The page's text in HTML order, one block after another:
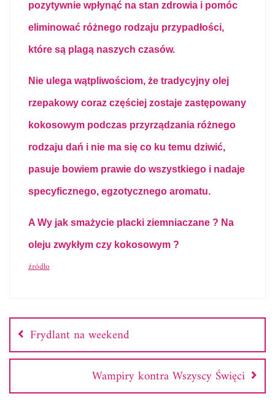
pozytywnie wpłynąć na stan zdrowia i pomóc
eliminować różnego rodzaju przypadłości,
które są plagą naszych czasów.
Nie ulega wątpliwościom, że tradycyjny olej
rzepakowy coraz częściej zostaje zastępowany
kokosowym podczas przyrządzania różnego
rodzaju dań i nie ma się co ku temu dziwić,
pasuje bowiem prawie do wszystkiego i nadaje
specyficznego, egzotycznego aromatu.
A Wy jak smażycie placki ziemniaczane ? Na
oleju zwykłym czy kokosowym ?
źródło
Nawigacja
wpisu
Frydlant na weekend
Wampiry kontra Wszyscy Święci